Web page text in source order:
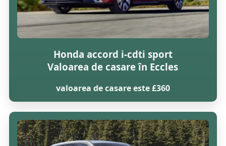
Honda accord i-cdti sport
Valoarea de casare în Eccles
valoarea de casare este £360